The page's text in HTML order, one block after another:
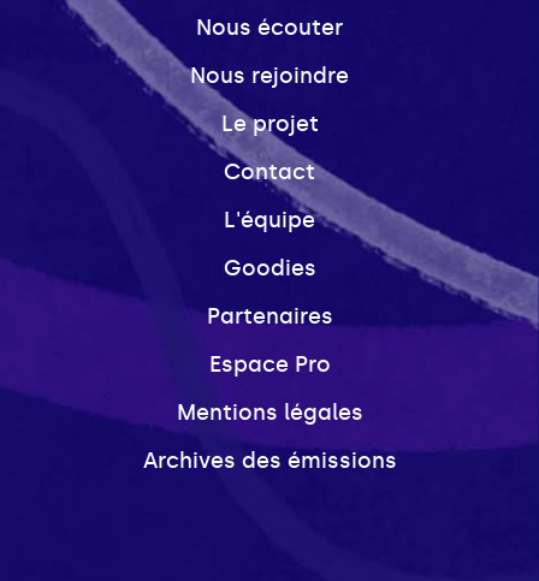
Nous écouter
Nous rejoindre
Le projet
Contact
L'équipe
Goodies
Partenaires
Espace Pro
Mentions légales
Archives des émissions